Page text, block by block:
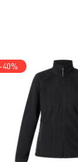
-40%